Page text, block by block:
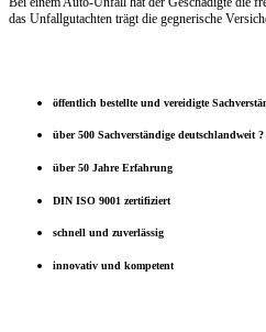
das Unfallgutachten trägt die gegnerische
öffentlich bestellte und vereidigte
über 500 Sachverständige deutschlandweit
über 50 Jahre Erfahrung
DIN ISO 9001 zertifiziert
schnell und zuverlässig
innovativ und kompetent